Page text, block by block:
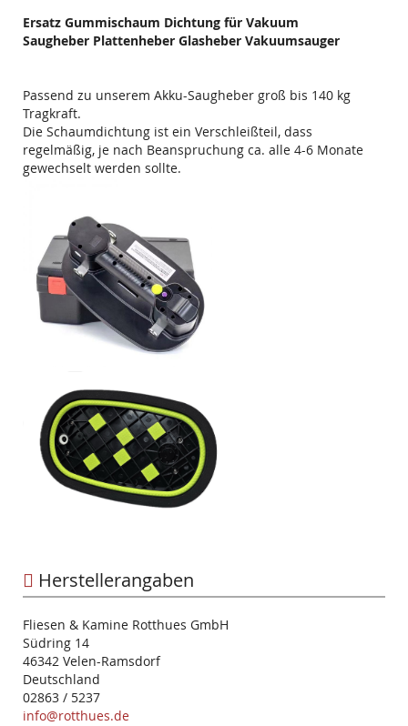
Ersatz Gummischaum Dichtung für Vakuum
Saugheber Plattenheber Glasheber Vakuumsauger
Passend zu unserem Akku-Saugheber groß bis 140 kg
Tragkraft.
Die Schaumdichtung ist ein Verschleißteil, dass
regelmäßig, je nach Beanspruchung ca. alle 4-6 Monate
gewechselt werden sollte.
Herstellerangaben
Fliesen & Kamine Rotthues GmbH
Südring 14
46342 Velen-Ramsdorf
Deutschland
02863 / 5237
info@rotthues.de